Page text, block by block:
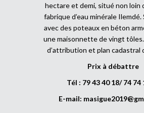
hectare et demi, situé non loin
fabrique d’eau minérale
avec des poteaux en béton
une maisonnette de vingt
d’attribution et plan cadastral
Prix à débattre
Tél : 79 43 40 18/ 74 74
E-mail: